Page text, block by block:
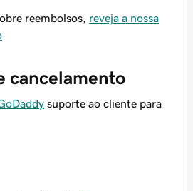
reembolsos, reveja a nossa
cancelamento
suporte ao cliente para